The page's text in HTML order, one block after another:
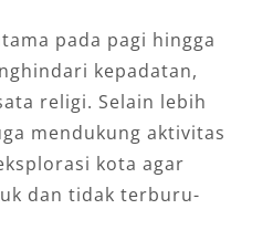
pada pagi hingga
kepadatan,
religi. Selain lebih
mendukung aktivitas
kota agar
dan tidak terburu-